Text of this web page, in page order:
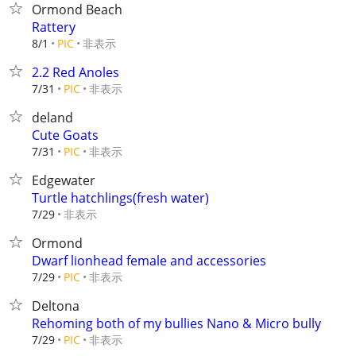
Ormond Beach
Rattery
8/1 PIC 非表示
2.2 Red Anoles
7/31 PIC 非表示
deland
Cute Goats
7/31 PIC 非表示
Edgewater
Turtle hatchlings(fresh water)
7/29 非表示
Ormond
Dwarf lionhead female and accessories
7/29 PIC 非表示
Deltona
Rehoming both of my bullies Nano & Micro bully
7/29 PIC 非表示